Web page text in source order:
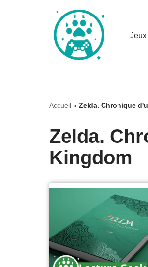
Accueil » Zelda. Chronique
Zelda.
Kingdom